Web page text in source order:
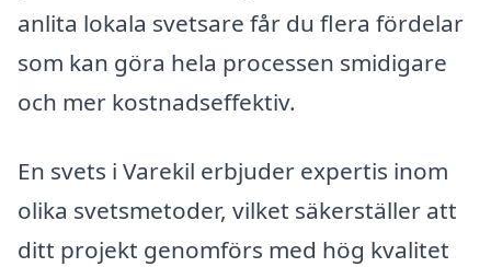
anlita lokala svetsare får du flera fördelar
som kan göra hela processen smidigare
och mer kostnadseffektiv.
En svets i Varekil erbjuder expertis inom
olika svetsmetoder, vilket säkerställer att
ditt projekt genomförs med hög kvalitet